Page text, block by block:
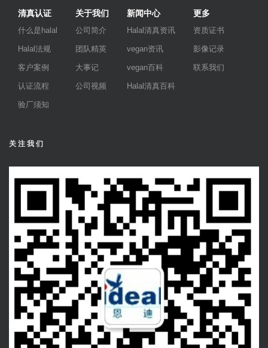
清真认证
什么是halal
Halal法规
客户案例
认证流程
验厂须知
关于我们
公司简介
团队精英
大事记
公司视频
新闻中心
Halal清真资讯
vegan资讯
vegan百科
Halal清真百科
更多
资质证书
影像记录
联系我们
关注我们